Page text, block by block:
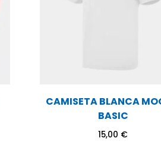
CAMISETA BLANCA
BASIC
15,00 €